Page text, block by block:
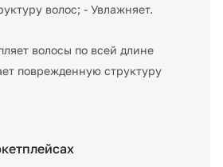
волос; - Увлажняет.
волосы по всей длине
поврежденную структуру